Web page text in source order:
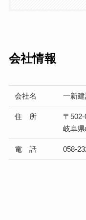
会社情報
会社名 一新
住 所
〒
岐阜
電 話 058-